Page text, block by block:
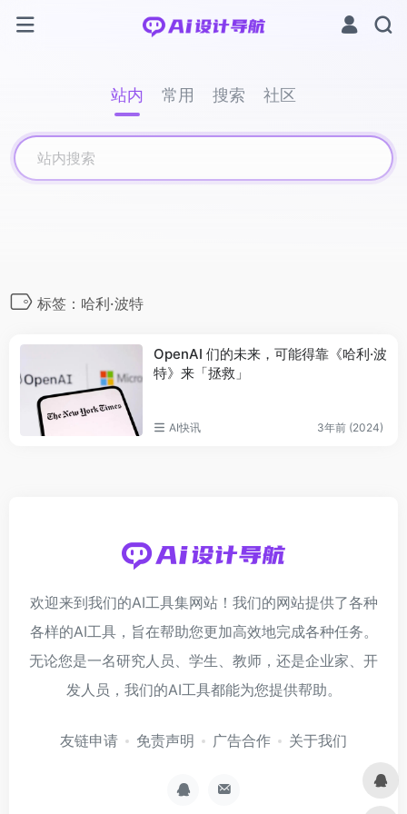
站内 常用 搜索 社区
标签：哈利·波特
OpenAI 们的未来，可能得靠《哈利·波
特》来「拯救」
AI快讯 3年前 (2024)
欢迎来到我们的AI工具集网站！我们的网站提供了各种
各样的AI工具，旨在帮助您更加高效地完成各种任务。
无论您是一名研究人员、学生、教师，还是企业家、开
发人员，我们的AI工具都能为您提供帮助。
友链申请 免责声明 广告合作 关于我们